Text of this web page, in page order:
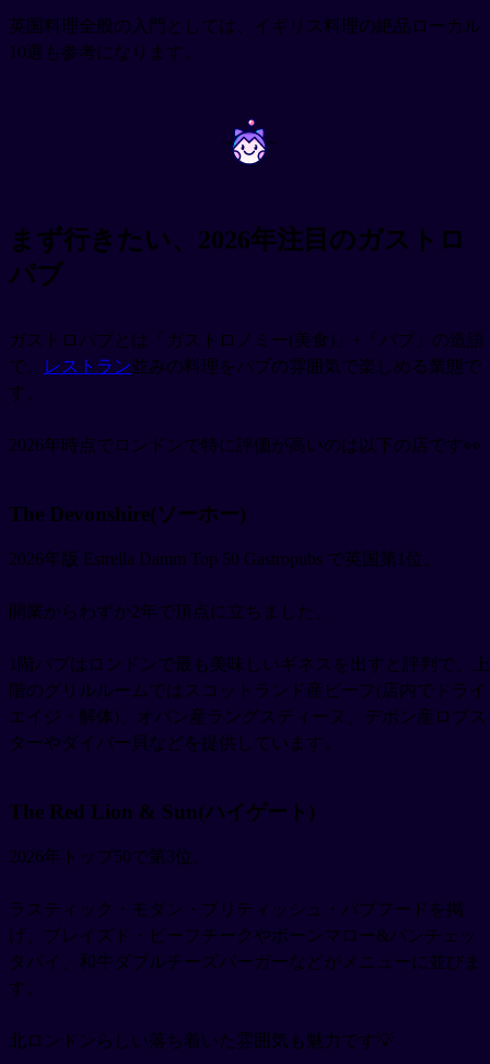
英国料理全般の入門としては、イギリス料理の絶品ローカル
10選も参考になります。
~ ~
まず行きたい、2026年注目のガストロ
パブ
ガストロパブとは「ガストロノミー(美食)」+「パブ」の造語
で、
レストラン並みの料理をパブの雰囲気で楽しめる業態で
す。
2026年時点でロンドンで特に評価が高いのは以下の店です👀
The Devonshire(ソーホー)
2026年版 Estrella Damm Top 50 Gastropubs で英国第1位。
開業からわずか2年で頂点に立ちました。
1階パブはロンドンで最も美味しいギネスを出すと評判で、上
階のグリルルームではスコットランド産ビーフ(店内でドライ
エイジ・解体)、オバン産ラングスティーヌ、デボン産ロブス
ターやダイバー貝などを提供しています。
The Red Lion & Sun(ハイゲート)
2026年トップ50で第3位。
ラスティック・モダン・ブリティッシュ・パブフードを掲
げ、ブレイズド・ビーフチークやボーンマロー&パンチェッ
タパイ、和牛ダブルチーズバーガーなどがメニューに並びま
す。
北ロンドンらしい落ち着いた雰囲気も魅力です💡